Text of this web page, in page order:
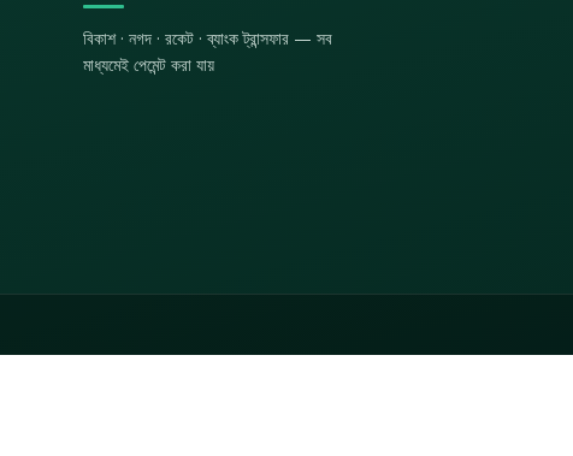
বিকাশ · নগদ · রকেট · ব্যাংক ট্রান্সফার — সব
মাধ্যমেই পেমেন্ট করা যায়